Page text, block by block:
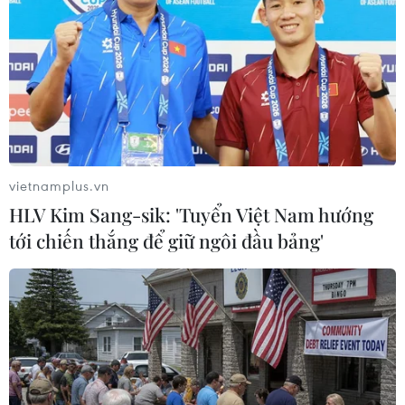
Theo dõi VietnamPlus
TIN LIÊN QUAN
vietnamplus.vn
HLV Kim Sang-sik: 'Tuyển Việt Nam hướng
tới chiến thắng để giữ ngôi đầu bảng'